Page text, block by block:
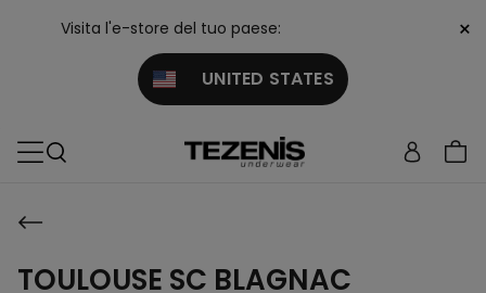
Visita l'e-store del tuo paese:
UNITED STATES
×
TOULOUSE SC BLAGNAC